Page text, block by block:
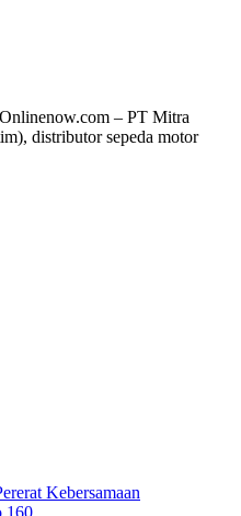
– PT Mitra
distributor sepeda motor